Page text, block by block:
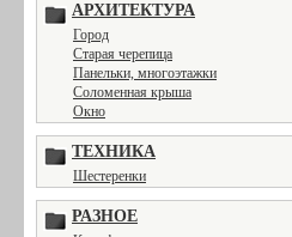
АРХИТЕКТУРА
Город
Старая черепица
Панельки, многоэтажки
Соломенная крыша
Окно
ТЕХНИКА
Шестеренки
РАЗНОЕ